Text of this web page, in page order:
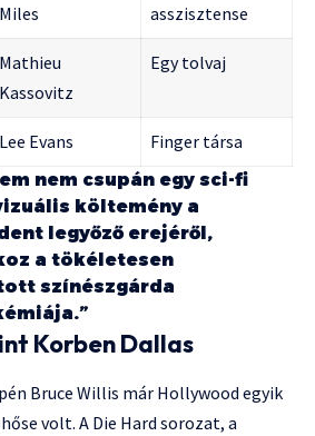
Miles
asszisztense
Mathieu
Kassovitz
Egy tolvaj
Lee Evans Finger társa
nem csupán egy sci-fi
költemény a
legyőző erejéről,
a tökéletesen
színészgárda
Korben Dallas
Bruce Willis már Hollywood egyik
volt. A Die Hard sorozat, a